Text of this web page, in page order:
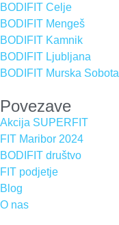
BODIFIT Celje
BODIFIT Mengeš
BODIFIT Kamnik
BODIFIT Ljubljana
BODIFIT Murska Sobota
Povezave
Akcija SUPERFIT
FIT Maribor 2024
BODIFIT društvo
FIT podjetje
Blog
O nas